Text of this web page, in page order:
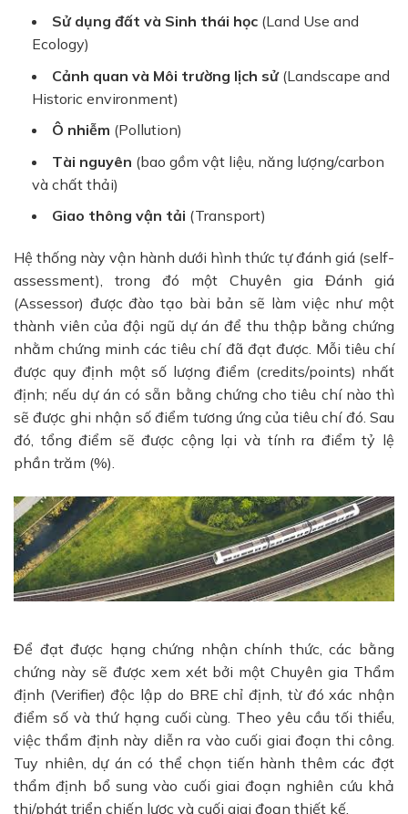
Sử dụng đất và Sinh thái học (Land Use and
Ecology)
Cảnh quan và Môi trường lịch sử(Landscape and
Historic environment)
Ô nhiễm (Pollution)
Tài nguyên (bao gồm vật liệu, năng lượng/carbon
và chất thải)
Giao thông vận tải (Transport)
Hệ thống này vận hành dưới hình thức tự đánh giá (self-
assessment), trong đó một Chuyên gia Đánh giá
(Assessor) được đào tạo bài bản sẽ làm việc như một
thành viên của đội ngũ dự án để thu thập bằng chứng
nhằm chứng minh các tiêu chí đã đạt được. Mỗi tiêu chí
được quy định một số lượng điểm (credits/points) nhất
định; nếu dự án có sẵn bằng chứng cho tiêu chí nào thì
sẽ được ghi nhận số điểm tương ứng của tiêu chí đó. Sau
đó, tổng điểm sẽ được cộng lại và tính ra điểm tỷ lệ
phần trăm (%).
Để đạt được hạng chứng nhận chính thức, các bằng
chứng này sẽ được xem xét bởi một Chuyên gia Thẩm
định (Verifier) độc lập do BRE chỉ định, từ đó xác nhận
điểm số và thứ hạng cuối cùng. Theo yêu cầu tối thiểu,
việc thẩm định này diễn ra vào cuối giai đoạn thi công.
Tuy nhiên, dự án có thể chọn tiến hành thêm các đợt
thẩm định bổ sung vào cuối giai đoạn nghiên cứu khả
thi/phát triển chiến lược và cuối giai đoạn thiết kế.